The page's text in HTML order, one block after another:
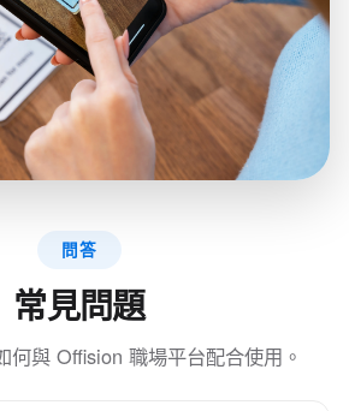
問答
常見問題
何與 Offision 職場平台配合使用。